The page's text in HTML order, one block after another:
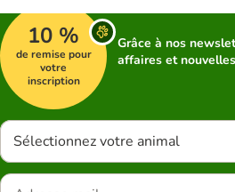
10 %
de remise pour
votre
inscription
Grâce à nos
affaires et
Sélectionnez votre animal